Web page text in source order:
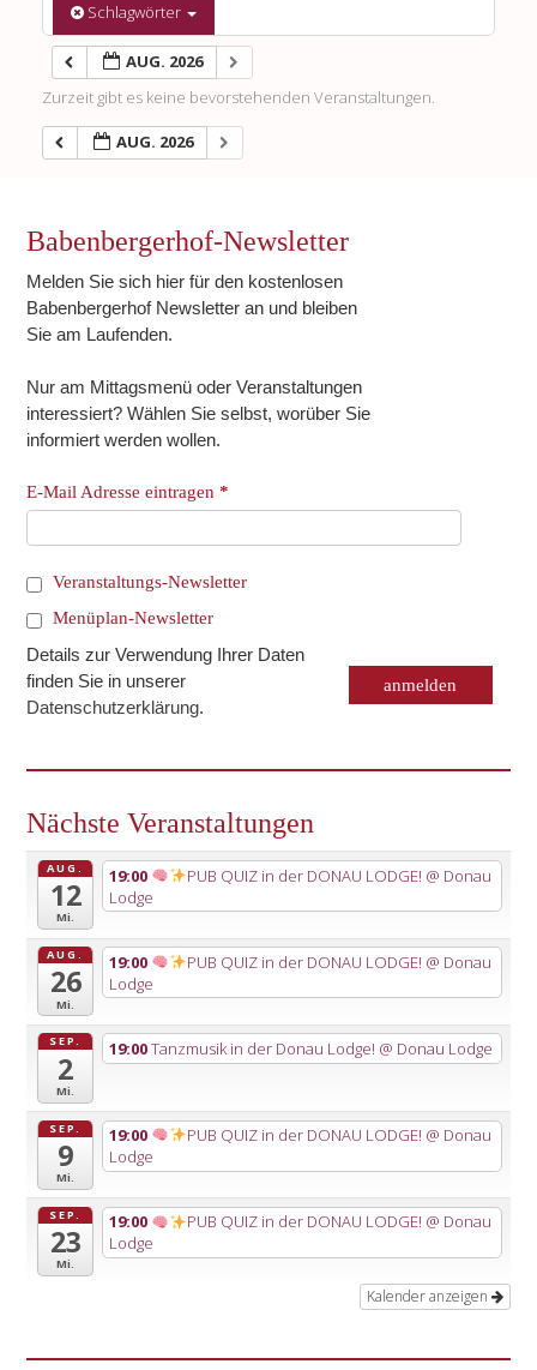
Schlagwörter
AUG. 2026
Zurzeit gibt es keine bevorstehenden Veranstaltungen.
AUG. 2026
Babenbergerhof-Newsletter
Melden Sie sich hier für den kostenlosen
Babenbergerhof Newsletter an und bleiben
Sie am Laufenden.
Nur am Mittagsmenü oder Veranstaltungen
interessiert? Wählen Sie selbst, worüber Sie
informiert werden wollen.
E-Mail Adresse eintragen*
Veranstaltungs-Newsletter
Menüplan-Newsletter
Details zur Verwendung Ihrer Daten
finden Sie in unserer
Datenschutzerklärung.
Nächste Veranstaltungen
AUG.
12
Mi.
19:00 PUB QUIZ in der DONAU LODGE! @ Donau
Lodge
AUG.
26
Mi.
19:00 PUB QUIZ in der DONAU LODGE! @ Donau
Lodge
SEP.
2
Mi.
19:00Tanzmusik in der Donau Lodge! @ Donau Lodge
SEP.
9
Mi.
19:00 PUB QUIZ in der DONAU LODGE! @ Donau
Lodge
SEP.
23
Mi.
19:00 PUB QUIZ in der DONAU LODGE! @ Donau
Lodge
Kalender anzeigen